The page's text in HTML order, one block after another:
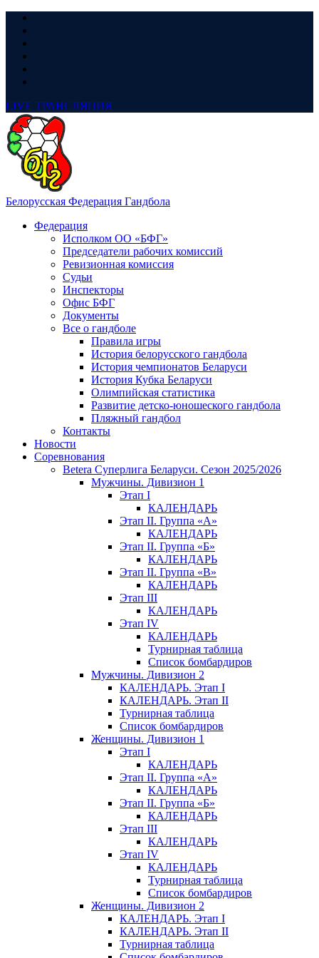
LIVE ТРАНСЛЯЦИЯ
Белорусская Федерация Гандбола
Федерация
Исполком ОО «БФГ»
Председатели рабочих комиссий
Ревизионная комиссия
Судьи
Инспекторы
Офис БФГ
Документы
Все о гандболе
Правила игры
История белорусского гандбола
История чемпионатов Беларуси
История Кубка Беларуси
Олимпийская статистика
Развитие детско-юношеского гандбола
Пляжный гандбол
Контакты
Новости
Соревнования
Betera Суперлига Беларуси. Сезон 2025/2026
Мужчины. Дивизион 1
Этап I
КАЛЕНДАРЬ
Этап II. Группа «А»
КАЛЕНДАРЬ
Этап II. Группа «Б»
КАЛЕНДАРЬ
Этап II. Группа «В»
КАЛЕНДАРЬ
Этап III
КАЛЕНДАРЬ
Этап IV
КАЛЕНДАРЬ
Турнирная таблица
Список бомбардиров
Мужчины. Дивизион 2
КАЛЕНДАРЬ. Этап I
КАЛЕНДАРЬ. Этап II
Турнирная таблица
Список бомбардиров
Женщины. Дивизион 1
Этап I
КАЛЕНДАРЬ
Этап II. Группа «А»
КАЛЕНДАРЬ
Этап II. Группа «Б»
КАЛЕНДАРЬ
Этап III
КАЛЕНДАРЬ
Этап IV
КАЛЕНДАРЬ
Турнирная таблица
Список бомбардиров
Женщины. Дивизион 2
КАЛЕНДАРЬ. Этап I
КАЛЕНДАРЬ. Этап II
Турнирная таблица